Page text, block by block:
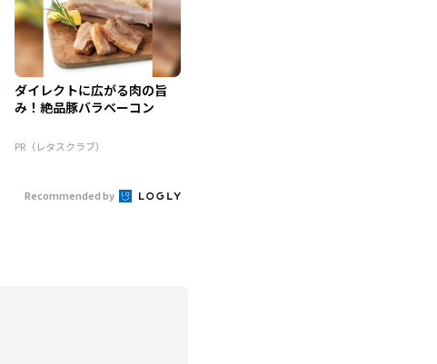
ダイレクトに広がる肉の旨
み！絶品豚バラベーコン
PR（レタスクラブ）
Recommended by